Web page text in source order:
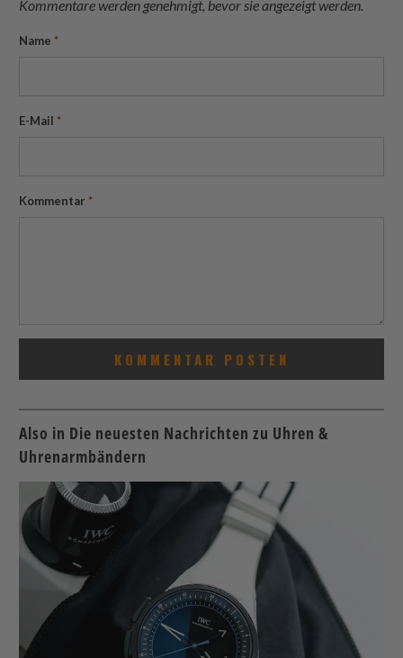
Kommentare werden genehmigt, bevor sie angezeigt werden.
Name *
E-Mail *
Kommentar *
Also in Die neuesten Nachrichten zu Uhren &
Uhrenarmbändern